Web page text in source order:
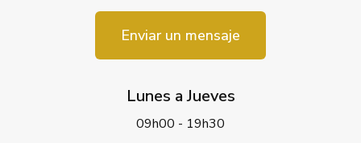
Enviar un mensaje
Lunes a Jueves
09h00 - 19h30